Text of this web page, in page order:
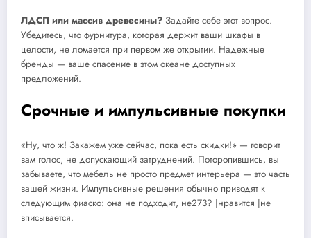
ЛДСП или массив древесины? Задайте себе этот вопрос.
Убедитесь, что фурнитура, которая держит ваши шкафы в
целости, не ломается при первом же открытии. Надежные
бренды — ваше спасение в этом океане доступных
предложений.
Срочные и импульсивные покупки
«Ну, что ж! Закажем уже сейчас, пока есть скидки!» — говорит
вам голос, не допускающий затруднений. Поторопившись, вы
забываете, что мебель не просто предмет интерьера — это часть
вашей жизни. Импульсивные решения обычно приводят к
следующим фиаско: она не подходит, не273? |нравится |не
вписывается.